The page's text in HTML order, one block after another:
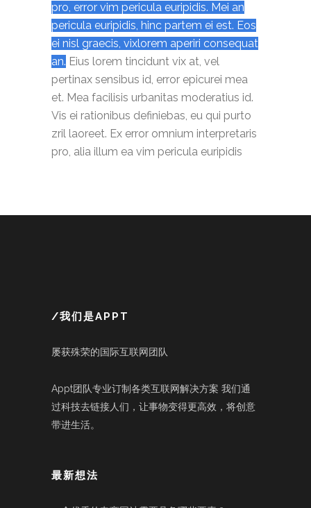
pro, error vim pericula euripidis. Mei an
pericula euripidis, hinc partem ei est. Eos
ei nisl graecis, vixlorem aperiri consequat
an. Eius lorem tincidunt vix at, vel
pertinax sensibus id, error epicurei mea
et. Mea facilisis urbanitas moderatius id.
Vis ei rationibus definiebas, eu qui purto
zril laoreet. Ex error omnium interpretaris
pro, alia illum ea vim pericula euripidis
/我们是APPT
屡获殊荣的国际互联网团队
Appt团队专业订制各类互联网解决方案 我们通
过科技去链接人们，让事物变得更高效，将创意
带进生活。
最新想法